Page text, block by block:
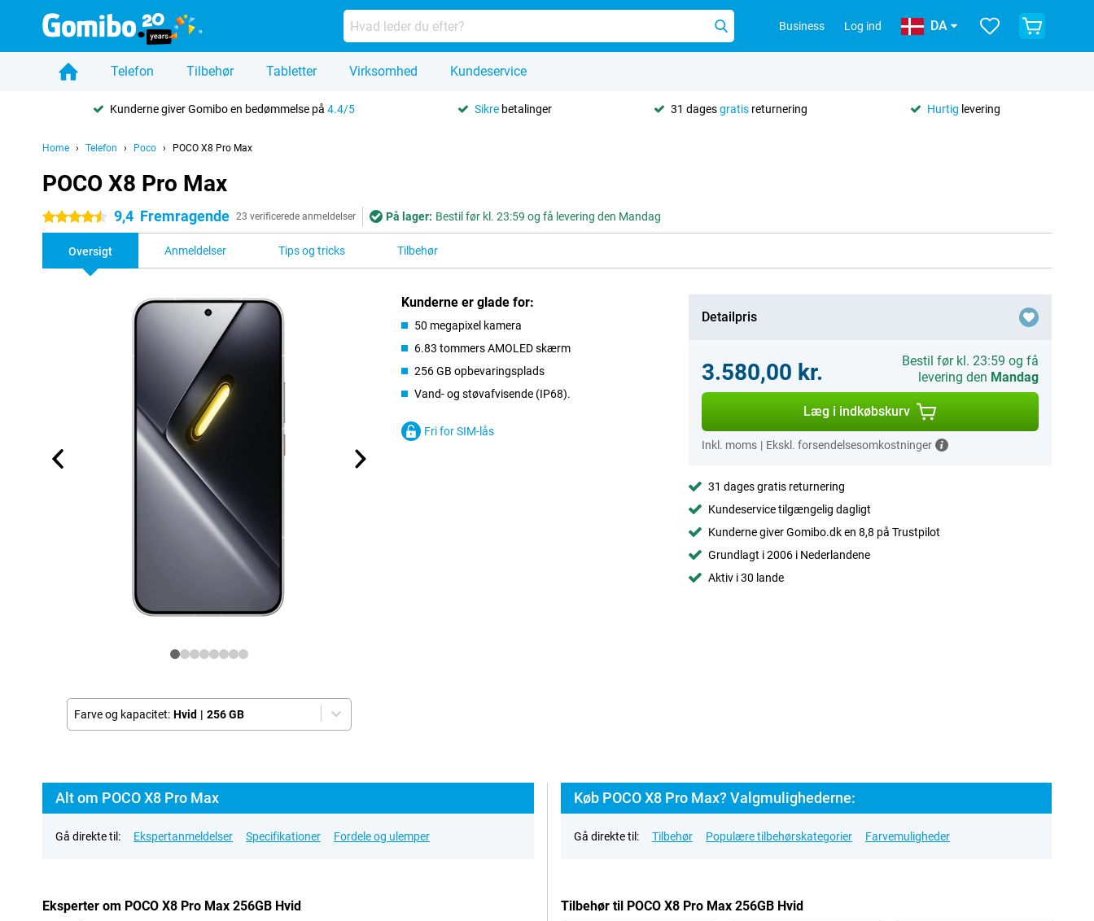
Business Log ind DA
Telefon Tilbehør Tabletter Virksomhed Kundeservice
Kunderne giver Gomibo en bedømmelse på4.4/5 Sikrebetalinger 31 dagesgratis returnering Hurtig levering
Home Telefon Poco POCO X8 Pro Max
POCO X8 Pro Max
4.5 stjerner 9,4 Fremragende 23 verificerede anmeldelser På lager: Bestil før kl. 23:59 og få levering den Mandag
Oversigt Anmeldelser Tips og tricks Tilbehør
Farve og kapacitet: Hvid | 256 GB
Kunderne er glade for:
50 megapixel kamera
6.83 tommers AMOLED skærm
256 GB opbevaringsplads
Vand- og støvafvisende (IP68).
Fri for SIM-lås
Detailpris
3.580,00 kr.
Bestil før kl. 23:59 og få
levering den Mandag
Læg i indkøbskurv
Inkl. moms | Ekskl. forsendelsesomkostninger
31 dages gratis returnering
Kundeservice tilgængelig dagligt
Kunderne giver Gomibo.dk en 8,8 på Trustpilot
Grundlagt i 2006 i Nederlandene
Aktiv i 30 lande
Alt om POCO X8 Pro Max
Gå direkte til: Ekspertanmeldelser Specifikationer Fordele og ulemper
Eksperter om POCO X8 Pro Max 256GB Hvid
Køb POCO X8 Pro Max? Valgmulighederne:
Gå direkte til: Tilbehør Populære tilbehørskategorier Farvemuligheder
Tilbehør til POCO X8 Pro Max 256GB Hvid